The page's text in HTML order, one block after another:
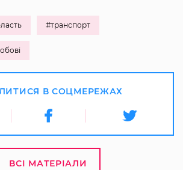
#транспорт
В СОЦМЕРЕЖАХ
ВСІ МАТЕРІАЛИ